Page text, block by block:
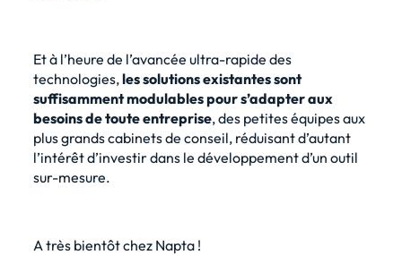
Et à l’heure de l’avancée ultra-rapide des
technologies,les solutions existantes sont
suffisamment modulables pour s’adapter aux
besoins de toute entreprise, des petites équipes aux
plus grands cabinets de conseil, réduisant d’autant
l’intérêt d’investir dans le développement d’un outil
sur-mesure.
A très bientôt chez Napta !